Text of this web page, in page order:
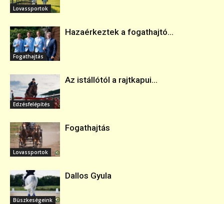
Lovassportok
Fogathajtás
Hazaérkeztek a fogathajtó...
Edzésfelépítés
Az istállótól a rajtkapui...
Lovassportok
Fogathajtás
Büszkeségeink
Dallos Gyula